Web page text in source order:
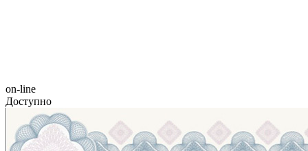
on-line
Доступно